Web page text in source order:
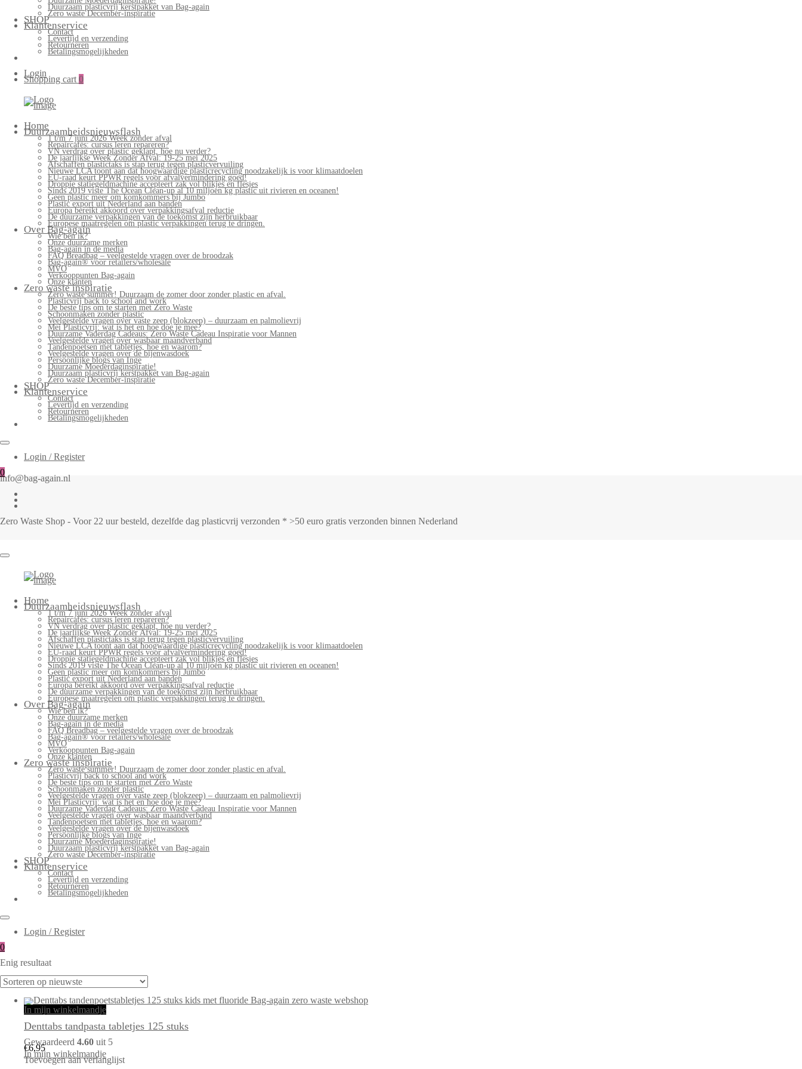
Duurzaam plasticvrij kerstpakket van Bag-again
Zero waste December-inspiratie
SHOP
Klantenservice
Contact
Levertijd en verzending
Retourneren
Betalingsmogelijkheden
Login
Shopping cart 0
again
Primary
Menu Home
Duurzaamheidsnieuwsflash
1 t/m 7 juni 2026 Week zonder afval
Repaircafés: cursus leren repareren?
VN verdrag over plastic geklapt, hoe nu verder?
De jaarlijkse Week Zonder Afval: 19-25 mei 2025
Afschaffen plastictaks is stap terug tegen plasticvervuiling
Nieuwe LCA toont aan dat hoogwaardige plasticrecycling noodzakelijk is voor klimaatdoelen
EU-raad keurt PPWR regels voor afvalvermindering goed!
Droppie statiegeldmachine accepteert zak vol blikjes en flesjes
Sinds 2019 viste The Ocean Clean-up al 10 miljoen kg plastic uit rivieren en oceanen!
Geen plastic meer om komkommers bij Jumbo
Plastic export uit Nederland aan banden
Europa bereikt akkoord over verpakkingsafval reductie
De duurzame verpakkingen van de toekomst zijn herbruikbaar
Europese maatregelen om plastic verpakkingen terug te dringen.
Over Bag-again
Wie ben ik?
Onze duurzame merken
Bag-again in de media
FAQ Breadbag – veelgestelde vragen over de broodzak
Bag-again® voor retailers/wholesale
MVO
Verkooppunten Bag-again
Onze klanten
Zero waste inspiratie
Zero waste summer! Duurzaam de zomer door zonder plastic en afval.
Plasticvrij back to school and work
De beste tips om te starten met Zero Waste
Schoonmaken zonder plastic
Veelgestelde vragen over vaste zeep (blokzeep) – duurzaam en palmolievrij
Mei Plasticvrij: wat is het en hoe doe je mee?
Duurzame Vaderdag Cadeaus: Zero Waste Cadeau Inspiratie voor Mannen
Veelgestelde vragen over wasbaar maandverband
Tandenpoetsen met tabletjes, hoe en waarom?
Veelgestelde vragen over de bijenwasdoek
Persoonlijke blogs van Inge
Duurzame Moederdaginspiratie!
Duurzaam plasticvrij kerstpakket van Bag-again
Zero waste December-inspiratie
SHOP
Klantenservice
Contact
Levertijd en verzending
Retourneren
Betalingsmogelijkheden
Login / Register
0
info@bag-again.nl
Zero Waste Shop - Voor 22 uur besteld, dezelfde dag plasticvrij verzonden * >50 euro gratis verzonden binnen Nederland
again
Primary
Menu Home
Duurzaamheidsnieuwsflash
1 t/m 7 juni 2026 Week zonder afval
Repaircafés: cursus leren repareren?
VN verdrag over plastic geklapt, hoe nu verder?
De jaarlijkse Week Zonder Afval: 19-25 mei 2025
Afschaffen plastictaks is stap terug tegen plasticvervuiling
Nieuwe LCA toont aan dat hoogwaardige plasticrecycling noodzakelijk is voor klimaatdoelen
EU-raad keurt PPWR regels voor afvalvermindering goed!
Droppie statiegeldmachine accepteert zak vol blikjes en flesjes
Sinds 2019 viste The Ocean Clean-up al 10 miljoen kg plastic uit rivieren en oceanen!
Geen plastic meer om komkommers bij Jumbo
Plastic export uit Nederland aan banden
Europa bereikt akkoord over verpakkingsafval reductie
De duurzame verpakkingen van de toekomst zijn herbruikbaar
Europese maatregelen om plastic verpakkingen terug te dringen.
Over Bag-again
Wie ben ik?
Onze duurzame merken
Bag-again in de media
FAQ Breadbag – veelgestelde vragen over de broodzak
Bag-again® voor retailers/wholesale
MVO
Verkooppunten Bag-again
Onze klanten
Zero waste inspiratie
Zero waste summer! Duurzaam de zomer door zonder plastic en afval.
Plasticvrij back to school and work
De beste tips om te starten met Zero Waste
Schoonmaken zonder plastic
Veelgestelde vragen over vaste zeep (blokzeep) – duurzaam en palmolievrij
Mei Plasticvrij: wat is het en hoe doe je mee?
Duurzame Vaderdag Cadeaus: Zero Waste Cadeau Inspiratie voor Mannen
Veelgestelde vragen over wasbaar maandverband
Tandenpoetsen met tabletjes, hoe en waarom?
Veelgestelde vragen over de bijenwasdoek
Persoonlijke blogs van Inge
Duurzame Moederdaginspiratie!
Duurzaam plasticvrij kerstpakket van Bag-again
Zero waste December-inspiratie
SHOP
Klantenservice
Contact
Levertijd en verzending
Retourneren
Betalingsmogelijkheden
Login / Register
0
Enig resultaat
In mijn winkelmandje
Denttabs tandpasta tabletjes 125 stuks
Gewaardeerd 4.60 uit 5
€6,95
In mijn winkelmandje
Toevoegen aan verlanglijst
Dit